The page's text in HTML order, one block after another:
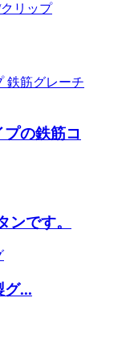
リップ
の鉄筋コ
です。
グ...